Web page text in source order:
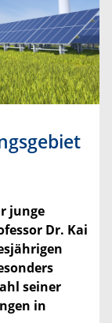
junge
Dr. Kai
seiner
in